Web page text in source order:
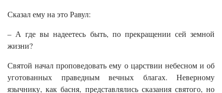
Сказал ему на это Равул:
– А где вы надеетесь быть, по прекращении сей земной
жизни?
Святой начал проповедовать ему о царствии небесном и об
уготованных праведным вечных благах. Неверному
язычнику, как басня, представлялись сказания святого, но